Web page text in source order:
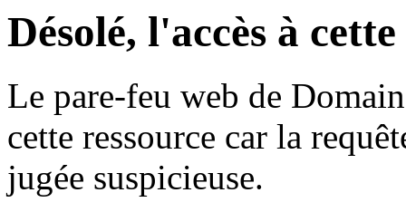
Désolé, l'accès à
Le pare-feu web de
cette ressource car la
jugée suspicieuse.